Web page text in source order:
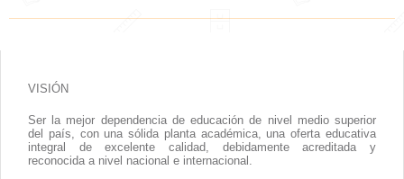
Difusión
VISIÓN
Ser la mejor dependencia de educación de nivel medio superior
del país, con una sólida planta académica, una oferta educativa
integral de excelente calidad, debidamente acreditada y
reconocida a nivel nacional e internacional.